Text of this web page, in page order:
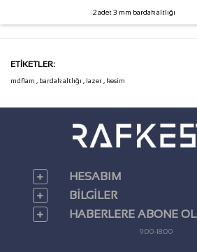
2 adet 3 mm bardak altlığı
ETIKETLER:
mdflam bardak altlığı lazer kesim
HESABIM
BILGILER
HABERLERE ABONE OL
9:00-18:00